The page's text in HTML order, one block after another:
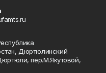
Дюртюлинский
пер.М.Якутовой,